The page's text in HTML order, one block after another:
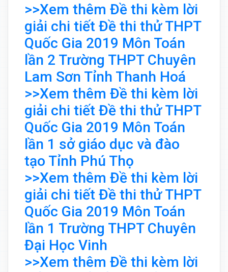
>>Xem thêm Đề thi kèm lời
giải chi tiết Đề thi thử THPT
Quốc Gia 2019 Môn Toán
lần 2 Trường THPT Chuyên
Lam Sơn Tỉnh Thanh Hoá
>>Xem thêm Đề thi kèm lời
giải chi tiết Đề thi thử THPT
Quốc Gia 2019 Môn Toán
lần 1 sở giáo dục và đào
tạo Tỉnh Phú Thọ
>>Xem thêm Đề thi kèm lời
giải chi tiết Đề thi thử THPT
Quốc Gia 2019 Môn Toán
lần 1 Trường THPT Chuyên
Đại Học Vinh
>>Xem thêm Đề thi kèm lời